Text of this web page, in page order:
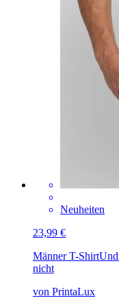
Neuheiten
23,99 €
Männer T-Shirt
nicht
von PrintaLux